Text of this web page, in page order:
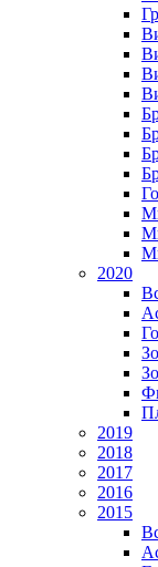
2020
2019
2018
2017
2016
2015